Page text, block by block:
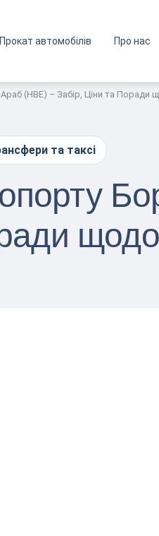
Прокат автомобілів Про нас
(HBE) – Забір, Ціни та Поради
та таксі